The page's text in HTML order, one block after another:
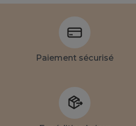
Paiement sécurisé